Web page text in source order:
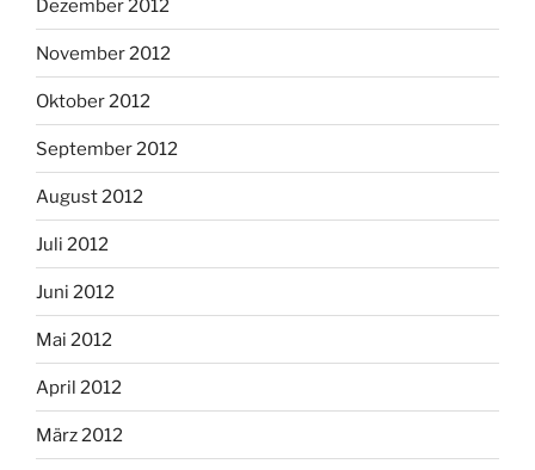
Dezember 2012
November 2012
Oktober 2012
September 2012
August 2012
Juli 2012
Juni 2012
Mai 2012
April 2012
März 2012